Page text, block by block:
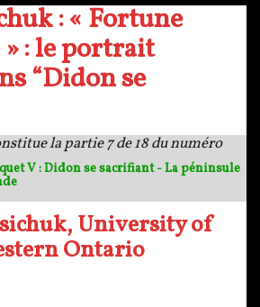
: « Fortune
: le portrait
“Didon se
la partie 7 de 18 du numéro
V : Didon se sacrifiant - La péninsule
University of
Ontario